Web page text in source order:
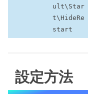
ult\Star
t\HideRe
start
設定方法